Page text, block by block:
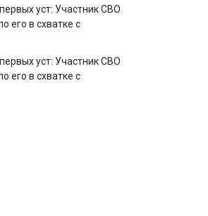
уст: Участник СВО
его в схватке с
уст: Участник СВО
его в схватке с